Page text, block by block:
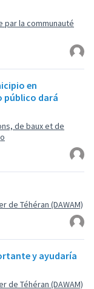
la communauté
en
público dará
de baux et de
Téhéran (DAWAM)
y ayudaría
Téhéran (DAWAM)